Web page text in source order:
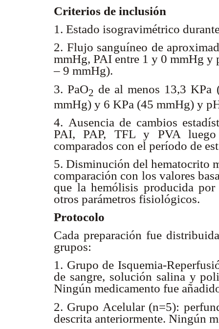
Criterios de inclusión
1. Estado isogravimétrico
2. Flujo sanguíneo de
mmHg, PAI entre 1 y 0 mmHg
– 9 mmHg).
3. PaO2 de al menos 13,3 KPa
mmHg) y 6 KPa (45 mmHg) y
4. Ausencia de cambios
PAI, PAP, TFL y PVA
comparados con el período de
5. Disminución del hematocrito
comparación con los valores
que la hemólisis producida
otros parámetros fisiológicos.
Protocolo
Cada preparación fue
grupos:
1. Grupo de Isquemia-
de sangre, solución salina y
Ningún medicamento fue
2. Grupo Acelular (n=5):
descrita anteriormente. Ningún